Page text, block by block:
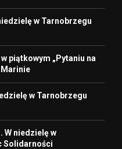
w Tarnobrzegu
piątkowym „Pytaniu na
Marinie
w Tarnobrzegu
W niedzielę w
Solidarności